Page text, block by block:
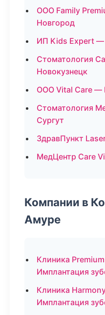
ООО Family
Новгород
ИП Kids Expert —
Стоматология
Новокузнецк
ООО Vital Care —
Стоматология
Сургут
ЗдравПункт
МедЦентр Care
Компании в
Амуре
Клиника
Имплантация
Клиника
Имплантация